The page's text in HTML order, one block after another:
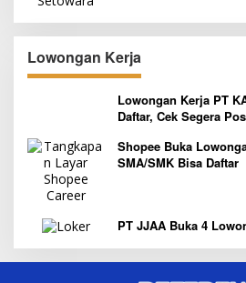
Lowongan Kerja
Lowongan Kerja PT
Daftar, Cek Segera
Shopee Buka
SMA/SMK Bisa Daftar
PT JJAA Buka 4